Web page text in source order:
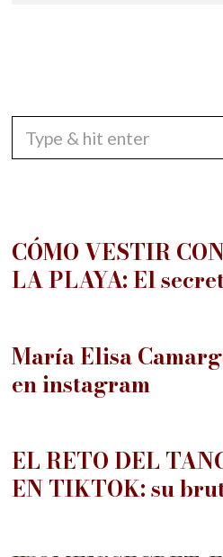
CÓMO VESTIR
LA PLAYA: El
María Elisa
en instagram
EL RETO DEL
EN TIKTOK: su